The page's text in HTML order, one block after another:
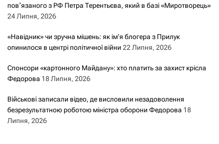
повʼязаного з РФ Петра Терентьєва, який в базі «Миротворець»
24 Липня, 2026
«Навідник» чи зручна мішень: як ім’я блогера з Прилук
опинилося в центрі політичної війни 22 Липня, 2026
Спонсори «картонного Майдану»: хто платить за захист крісла
Федорова 18 Липня, 2026
Військові записали відео, де висловили незадоволення
безрезультатною роботою міністра оборони Федорова 18
Липня, 2026